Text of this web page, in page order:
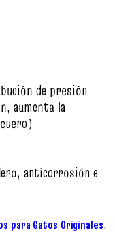
de presión
aumenta la
anticorrosión e
para Gatos Originales,